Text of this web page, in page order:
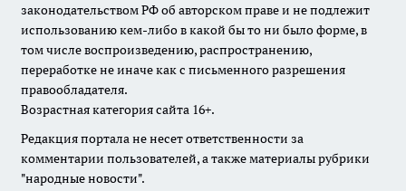
законодательством РФ об авторском праве и не подлежит
использованию кем-либо в какой бы то ни было форме, в
том числе воспроизведению, распространению,
переработке не иначе как с письменного разрешения
правообладателя.
Возрастная категория сайта 16+.
Редакция портала не несет ответственности за
комментарии пользователей, а также материалы рубрики
"народные новости".